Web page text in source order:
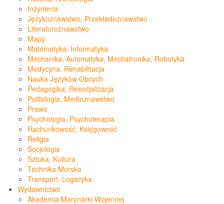
Inżynieria
Językoznawstwo, Przekładoznawstwo
Literaturoznawstwo
Mapy
Matematyka, Informatyka
Mechanika, Automatyka, Mechatronika, Robotyka
Medycyna, Rehabilitacja
Nauka Języków Obcych
Pedagogika, Resocjalizacja
Politologia, Medioznawstwo
Prawo
Psychologia, Psychoterapia
Rachunkowość, Księgowość
Religia
Socjologia
Sztuka, Kultura
Technika Morska
Transport, Logistyka
Wydawnictwo
Akademia Marynarki Wojennej